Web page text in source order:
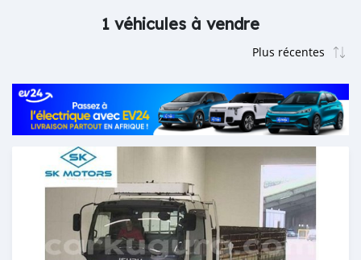
1 véhicules à vendre